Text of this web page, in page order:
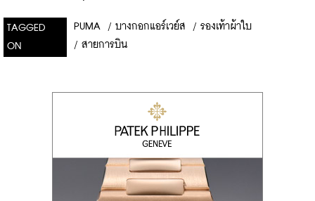
TAGGED
ON
PUMA / บางกอกแอร์เวย์ส / รองเท้าผ้าใบ
/ สายการบิน